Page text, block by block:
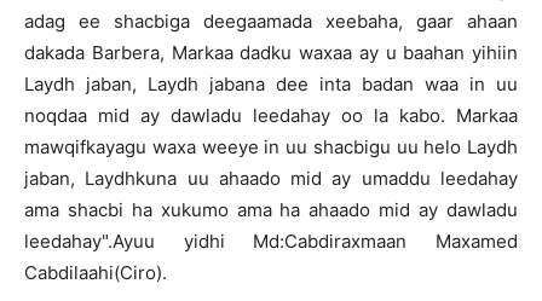
adag ee shacbiga deegaamada xeebaha, gaar ahaan
dakada Barbera, Markaa dadku waxaa ay u baahan yihiin
Laydh jaban, Laydh jabana dee inta badan waa in uu
noqdaa mid ay dawladu leedahay oo la kabo. Markaa
mawqifkayagu waxa weeye in uu shacbigu uu helo Laydh
jaban, Laydhkuna uu ahaado mid ay umaddu leedahay
ama shacbi ha xukumo ama ha ahaado mid ay dawladu
leedahay".Ayuu yidhi Md:Cabdiraxmaan Maxamed
Cabdilaahi(Ciro).